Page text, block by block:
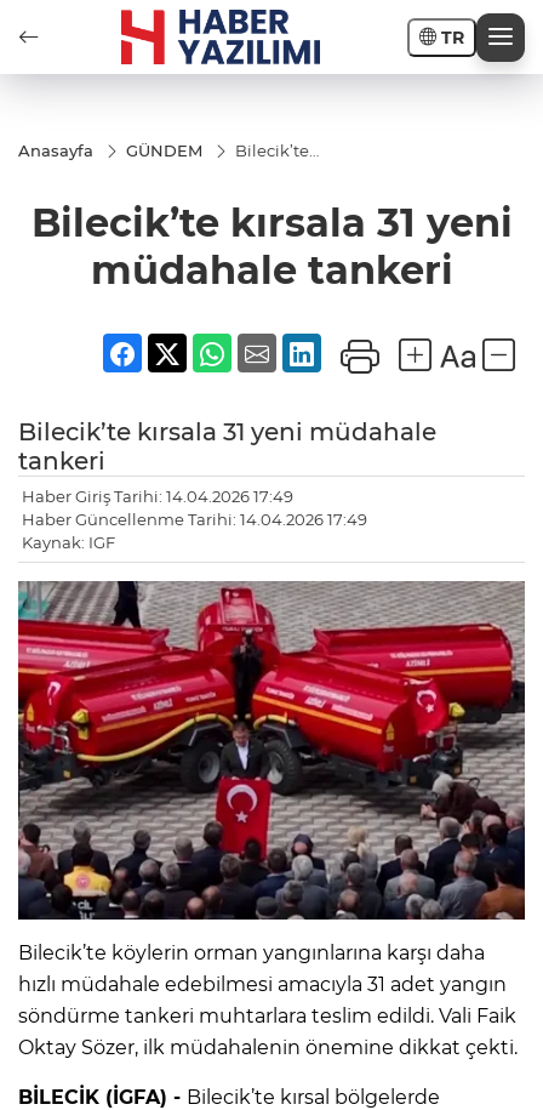
TR
Anasayfa GÜNDEM
Bilecik’te
müdahale
tankeri
Bilecik’te kırsala 31 yeni
müdahale tankeri
Bilecik’te kırsala 31 yeni müdahale
tankeri
Haber Giriş Tarihi: 14.04.2026 17:49
Haber Güncellenme Tarihi: 14.04.2026 17:49
Kaynak: IGF
Bilecik’te köylerin orman yangınlarına karşı daha
hızlı müdahale edebilmesi amacıyla 31 adet yangın
söndürme tankeri muhtarlara teslim edildi. Vali Faik
Oktay Sözer, ilk müdahalenin önemine dikkat çekti.
BİLECİK (İGFA) - Bilecik’te kırsal bölgelerde